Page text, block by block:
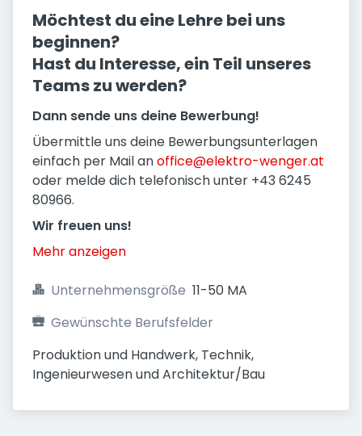
Möchtest du eine Lehre bei uns
beginnen?
Hast du Interesse, ein Teil unseres
Teams zu werden?
Dann sende uns deine Bewerbung!
Übermittle uns deine Bewerbungsunterlagen
einfach per Mail anoffice@elektro-wenger.at
oder melde dich telefonisch unter +43 6245
80966.
​Wir freuen uns!
Mehr anzeigen
Unternehmensgröße 11-50 MA
Gewünschte Berufsfelder
Produktion und Handwerk, Technik,
Ingenieurwesen und Architektur/Bau